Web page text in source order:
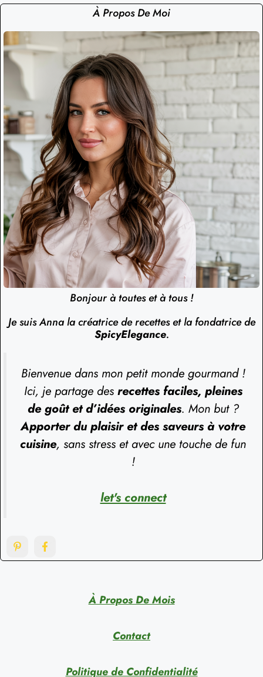
À Propos De Moi
Bonjour à toutes et à tous !
Je suis Anna la créatrice de recettes et la fondatrice de
SpicyElegance.
Bienvenue dans mon petit monde gourmand !
Ici, je partage des recettes faciles, pleines
de goût et d’idées originales. Mon but ?
Apporter du plaisir et des saveurs à votre
cuisine, sans stress et avec une touche de fun
!
let's connect
À Propos De Mois
Contact
Politique de Confidentialité